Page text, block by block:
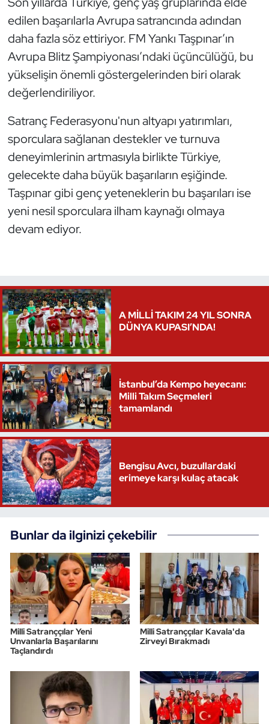
edilen başarılarla Avrupa satrancında adından
daha fazla söz ettiriyor. FM Yankı Taşpınar’ın
Avrupa Blitz Şampiyonası’ndaki üçüncülüğü, bu
yükselişin önemli göstergelerinden biri olarak
değerlendiriliyor.
Satranç Federasyonu'nun altyapı yatırımları,
sporculara sağlanan destekler ve turnuva
deneyimlerinin artmasıyla birlikte Türkiye,
gelecekte daha büyük başarıların eşiğinde.
Taşpınar gibi genç yeteneklerin bu başarıları ise
yeni nesil sporculara ilham kaynağı olmaya
devam ediyor.
A MİLLİ TAKIM 24 YIL SONRA
DÜNYA KUPASI’NDA!
İstanbul’da Kempo heyecanı:
Milli Takım Seçmeleri
tamamlandı
Bengisu Avcı, buzullardaki
erimeye karşı kulaç atacak
Bunlar da ilginizi çekebilir
Milli Satranççılar Yeni
Unvanlarla Başarılarını
Taçlandırdı
Milli Satranççılar Kavala'da
Zirveyi Bırakmadı
Triatlon
Voleybol
Vücut Geliştirme Fitness
Wushu Kungfu
Yelken
Yüzme